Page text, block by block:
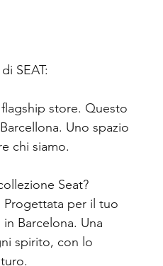
SEAT:
store. Questo
Uno spazio
chi siamo.
Seat?
Progettata per il tuo
Barcelona. Una
spirito, con lo